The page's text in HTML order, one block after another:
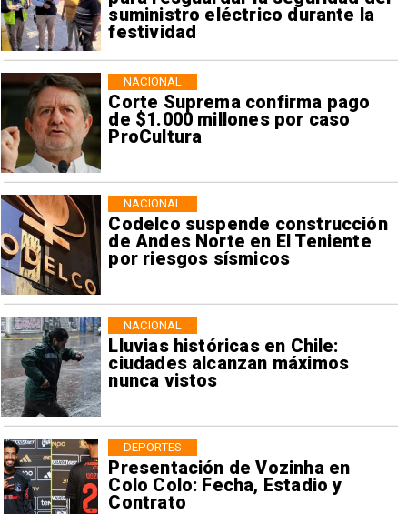
suministro eléctrico durante la
festividad
Corte Suprema confirma pago
de $1.000 millones por caso
ProCultura
NACIONAL
Codelco suspende construcción
de Andes Norte en El Teniente
por riesgos sísmicos
NACIONAL
Lluvias históricas en Chile:
ciudades alcanzan máximos
nunca vistos
NACIONAL
Presentación de Vozinha en
Colo Colo: Fecha, Estadio y
Contrato
DEPORTES